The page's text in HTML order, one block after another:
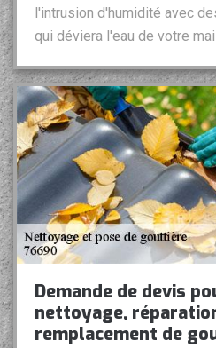
l'intrusion d'humidité avec
qui déviera l'eau de votre
Demande de devis
nettoyage,
remplacement de